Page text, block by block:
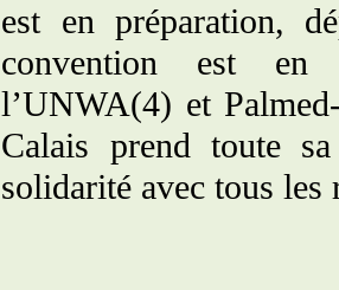
est en préparation,
convention est en
l’UNWA(4) et Palmed
Calais prend toute
solidarité avec tous